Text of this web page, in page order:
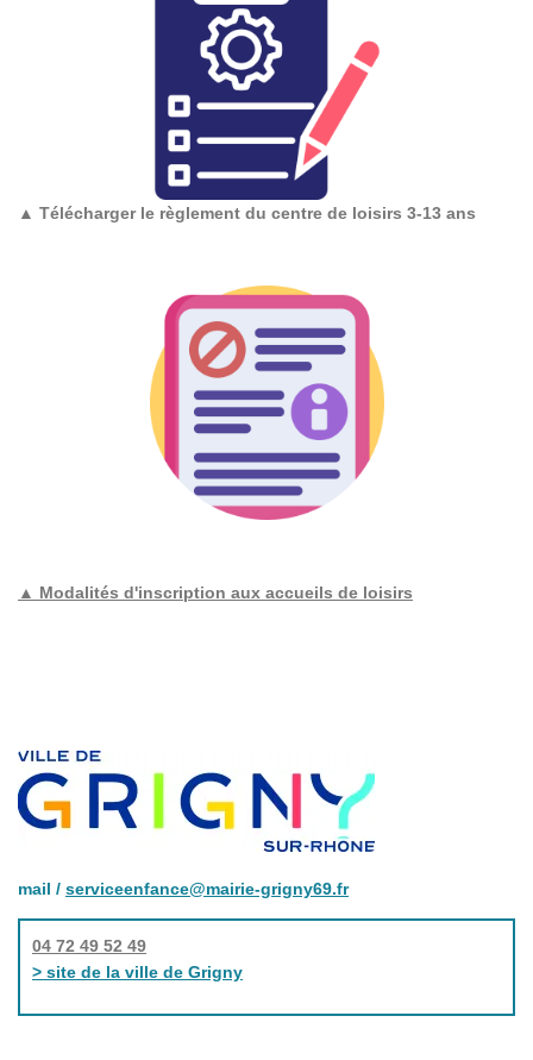
▲ Télécharger le règlement du centre de loisirs 3-13 ans
▲ Modalités d'inscription aux accueils de loisirs
mail / serviceenfance@mairie-grigny69.fr
04 72 49 52 49
> site de la ville de Grigny